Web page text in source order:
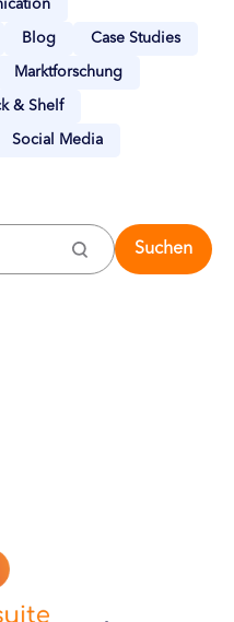
Blog Case Studies
Marktforschung
& Shelf
Social Media
Suchen